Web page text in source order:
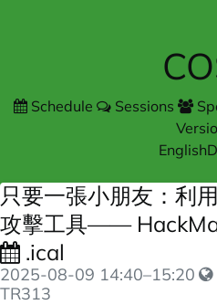
Schedule Sessions
English
只要一張小朋友：利
攻擊工具——
.ical
2025-08-09 14:40–15:20
TR313